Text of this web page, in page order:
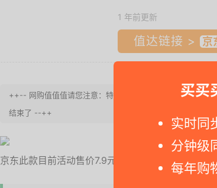
买买
实时同
分钟级
每年购
1 年前更新
值达链接 >
++-- 网购值值值请您注意：特价有时效, 请快点冲. 若是您点
结束了 --++
京东此款目前活动售价7.9元，下单领取满4减3元